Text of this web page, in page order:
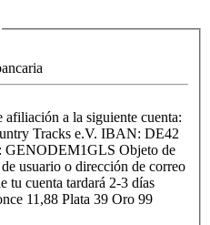
afiliación a la siguiente cuenta:
Tracks e.V. IBAN: DE42
GENODEM1GLS Objeto de
usuario o dirección de correo